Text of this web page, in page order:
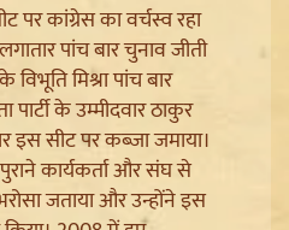
कांग्रेस का वर्चस्व रहा
पांच बार चुनाव जीती
मिश्रा पांच बार
के उम्मीदवार ठाकुर
इस सीट पर कब्जा जमाया।
कार्यकर्ता और संघ से
जताया और उन्होंने इस